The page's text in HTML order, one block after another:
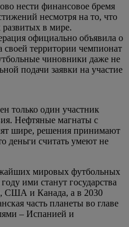
нести финансовое бремя
несмотря на то, что
развитых в мире.
официально объявила о
своей территории чемпионат
чиновники даже не
подачи заявки на участие
только один участник
Нефтяные магнаты с
шире, решения принимают
деньги считать умеют не
мировых футбольных
ими станут государства
США и Канада, а в 2030
часть планеты во главе
– Испанией и